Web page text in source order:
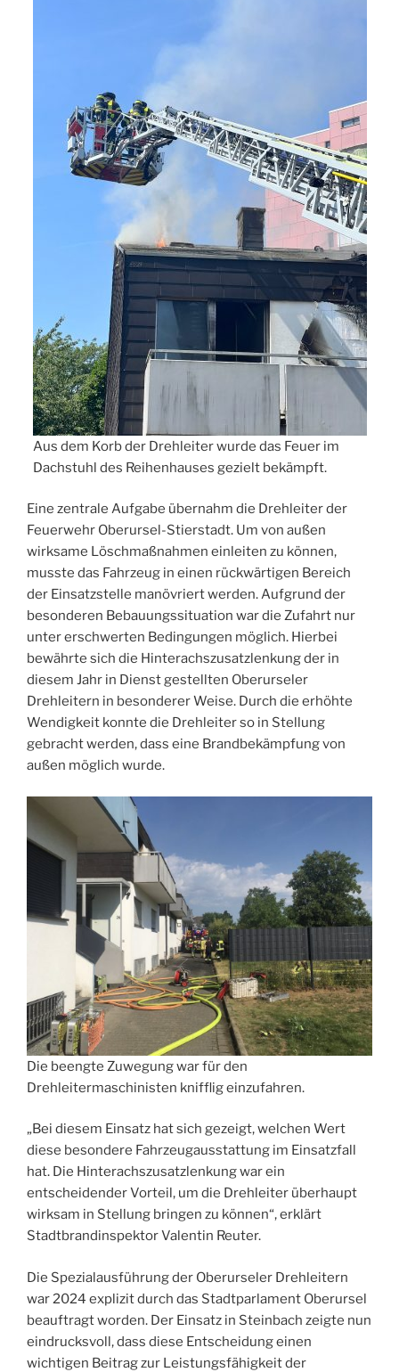
Aus dem Korb der Drehleiter wurde das Feuer im
Dachstuhl des Reihenhauses gezielt bekämpft.
Eine zentrale Aufgabe übernahm die Drehleiter der
Feuerwehr Oberursel-Stierstadt. Um von außen
wirksame Löschmaßnahmen einleiten zu können,
musste das Fahrzeug in einen rückwärtigen Bereich
der Einsatzstelle manövriert werden. Aufgrund der
besonderen Bebauungssituation war die Zufahrt nur
unter erschwerten Bedingungen möglich. Hierbei
bewährte sich die Hinterachszusatzlenkung der in
diesem Jahr in Dienst gestellten Oberurseler
Drehleitern in besonderer Weise. Durch die erhöhte
Wendigkeit konnte die Drehleiter so in Stellung
gebracht werden, dass eine Brandbekämpfung von
außen möglich wurde.
Die beengte Zuwegung war für den
Drehleitermaschinisten knifflig einzufahren.
„Bei diesem Einsatz hat sich gezeigt, welchen Wert
diese besondere Fahrzeugausstattung im Einsatzfall
hat. Die Hinterachszusatzlenkung war ein
entscheidender Vorteil, um die Drehleiter überhaupt
wirksam in Stellung bringen zu können“, erklärt
Stadtbrandinspektor Valentin Reuter.
Die Spezialausführung der Oberurseler Drehleitern
war 2024 explizit durch das Stadtparlament Oberursel
beauftragt worden. Der Einsatz in Steinbach zeigte nun
eindrucksvoll, dass diese Entscheidung einen
wichtigen Beitrag zur Leistungsfähigkeit der